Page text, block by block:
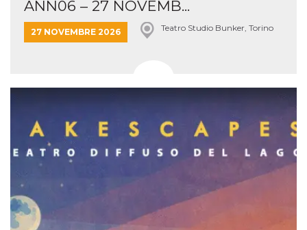
ANN06 – 27 NOVEMB...
27 NOVEMBRE 2026 Teatro Studio Bunker, Torino